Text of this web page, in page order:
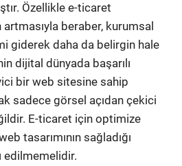
Özellikle e-ticaret
beraber, kurumsal
giderek daha da belirgin hale
dijital dünyada başarılı
bir web sitesine sahip
sadece görsel açıdan çekici
E-ticaret için optimize
tasarımının sağladığı
edilmemelidir.